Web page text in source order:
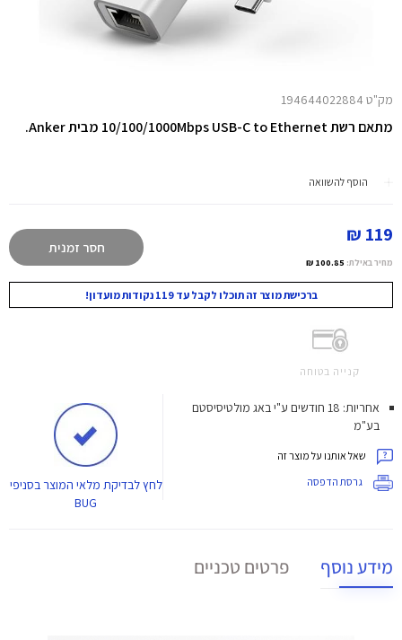
מק"ט 194644022884
מתאם רשת 10/100/1000Mbps USB-C to Ethernet מבית Anker.
הוסף להשוואה
119 ₪
מחיר באילת: 100.85 ₪
חסר זמנית
ברכישת מוצר זה תוכלו לקבל עד 119 נקודות מועדון!
קנייה בטוחה
אחריות: 18 חודשים ע"י באג מולטיסיסטם
בע"מ
שאל אותנו על מוצר זה
גרסת הדפסה
לחץלבדיקת מלאי המוצר בסניפי
BUG
מידע נוסף פרטים טכניים